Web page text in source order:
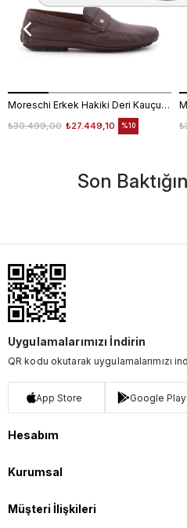
Moreschi Erkek Hakiki Deri Kauçuk Taban Kahverengi Loafer Konforlu Ayakkabı
₺27.449,10
₺30.499,00 %10
Son
Uygulamalarımızı İndirin
QR kodu okutarak uygulamalarımızı
App Store Google Play
Hesabım
Kurumsal
Müşteri İlişkileri